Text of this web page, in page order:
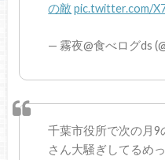
の敵pic.twitter.com/
— 霧夜@食べログds
千葉市役所で次の月9
さん大騒ぎしてるめ